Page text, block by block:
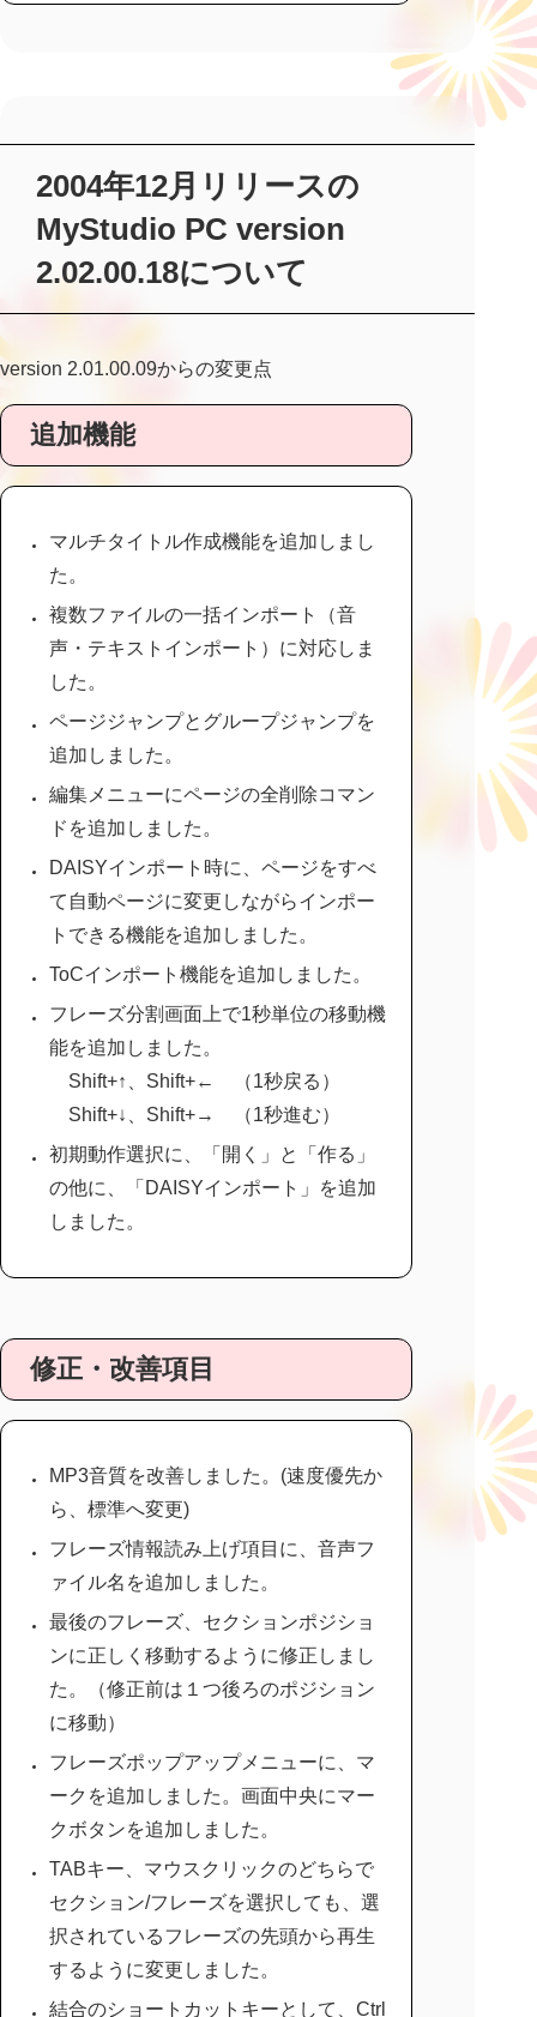
2004年12月リリースの
MyStudio PC version
2.02.00.18について
version 2.01.00.09からの変更点
追加機能
マルチタイトル作成機能を追加しまし
た。
複数ファイルの一括インポート（音
声・テキストインポート）に対応しま
した。
ページジャンプとグループジャンプを
追加しました。
編集メニューにページの全削除コマン
ドを追加しました。
DAISYインポート時に、ページをすべ
て自動ページに変更しながらインポー
トできる機能を追加しました。
ToCインポート機能を追加しました。
フレーズ分割画面上で1秒単位の移動機
能を追加しました。
Shift+↑、Shift+← （1秒戻る）
Shift+↓、Shift+→ （1秒進む）
初期動作選択に、「開く」と「作る」
の他に、「DAISYインポート」を追加
しました。
修正・改善項目
MP3音質を改善しました。(速度優先か
ら、標準へ変更)
フレーズ情報読み上げ項目に、音声フ
ァイル名を追加しました。
最後のフレーズ、セクションポジショ
ンに正しく移動するように修正しまし
た。（修正前は１つ後ろのポジション
に移動）
フレーズポップアップメニューに、マ
ークを追加しました。画面中央にマー
クボタンを追加しました。
TABキー、マウスクリックのどちらで
セクション/フレーズを選択しても、選
択されているフレーズの先頭から再生
するように変更しました。
結合のショートカットキーとして、Ctrl